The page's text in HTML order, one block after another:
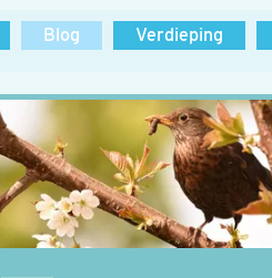
Blog Verdieping